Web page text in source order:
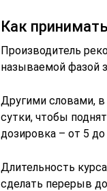
Как
Производитель
называемой фазой
Другими словами,
сутки, чтобы
дозировка – от 5
Длительность
сделать перерыв